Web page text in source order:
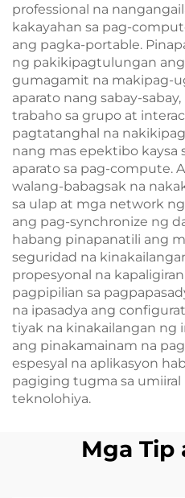
professional na
kakayahan sa pag-
ang pagka-portable.
ng pakikipagtulungan
gumagamit na makipag-
aparato nang sabay-
trabaho sa grupo at
pagtatanghal na
nang mas epektibo kaysa
aparato sa pag-compute.
walang-babagsak na
sa ulap at mga network
ang pag-synchronize ng
habang pinapanatili ang
seguridad na
propesyonal na
pagpipilian sa
na ipasadya ang
tiyak na kinakailangan ng
ang pinakamainam na
espesyal na aplikasyon
pagiging tugma sa
teknolohiya.
Mga Tip